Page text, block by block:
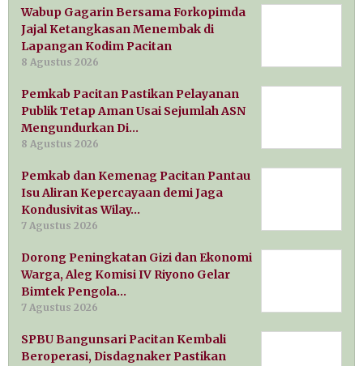
Wabup Gagarin Bersama Forkopimda
Jajal Ketangkasan Menembak di
Lapangan Kodim Pacitan
8 Agustus 2026
Pemkab Pacitan Pastikan Pelayanan
Publik Tetap Aman Usai Sejumlah ASN
Mengundurkan Di…
8 Agustus 2026
Pemkab dan Kemenag Pacitan Pantau
Isu Aliran Kepercayaan demi Jaga
Kondusivitas Wilay…
7 Agustus 2026
Dorong Peningkatan Gizi dan Ekonomi
Warga, Aleg Komisi IV Riyono Gelar
Bimtek Pengola…
7 Agustus 2026
SPBU Bangunsari Pacitan Kembali
Beroperasi, Disdagnaker Pastikan